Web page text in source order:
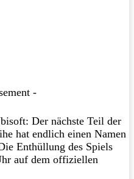
-
Der nächste Teil der
hat endlich einen Namen
Enthüllung des Spiels
auf dem offiziellen